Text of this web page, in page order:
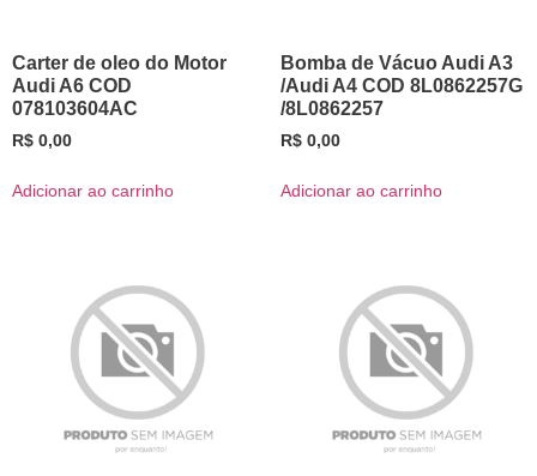
Carter de oleo do Motor
Audi A6 COD
078103604AC
R$ 0,00
Adicionar ao carrinho
Bomba de Vácuo Audi A3
/Audi A4 COD 8L0862257G
/8L0862257
R$ 0,00
Adicionar ao carrinho